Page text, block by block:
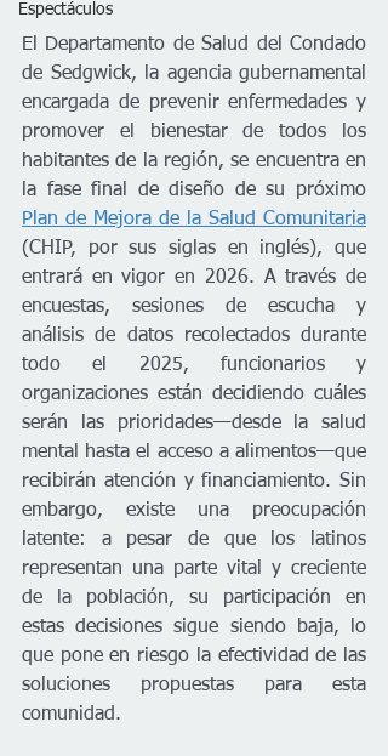
Espectáculos
El Departamento de Salud del Condado
de Sedgwick, la agencia gubernamental
encargada de prevenir enfermedades y
promover el bienestar de todos los
habitantes de la región, se encuentra en
Plan de Mejora de la Salud Comunitaria
(CHIP, por sus siglas en inglés), que
entrará en vigor en 2026. A través de
encuestas, sesiones de escucha y
análisis de datos recolectados durante
todo el 2025, funcionarios y
organizaciones están decidiendo cuáles
serán las prioridades—desde la salud
mental hasta el acceso a alimentos—que
recibirán atención y financiamiento. Sin
embargo, existe una preocupación
latente: a pesar de que los latinos
representan una parte vital y creciente
de la población, su participación en
estas decisiones sigue siendo baja, lo
que pone en riesgo la efectividad de las
soluciones propuestas para esta
comunidad.